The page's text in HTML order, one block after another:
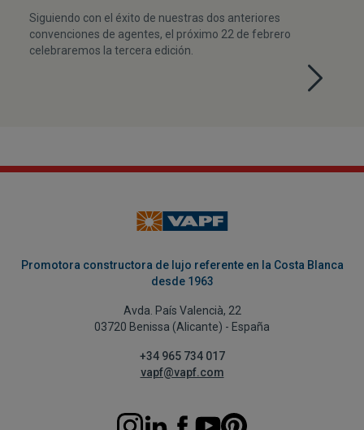
Siguiendo con el éxito de nuestras dos anteriores
convenciones de agentes, el próximo 22 de febrero
celebraremos la tercera edición.
Promotora constructora de lujo referente en la Costa Blanca
desde 1963
Avda. País Valencià, 22
03720 Benissa (Alicante) - España
+34 965 734 017
vapf@vapf.com